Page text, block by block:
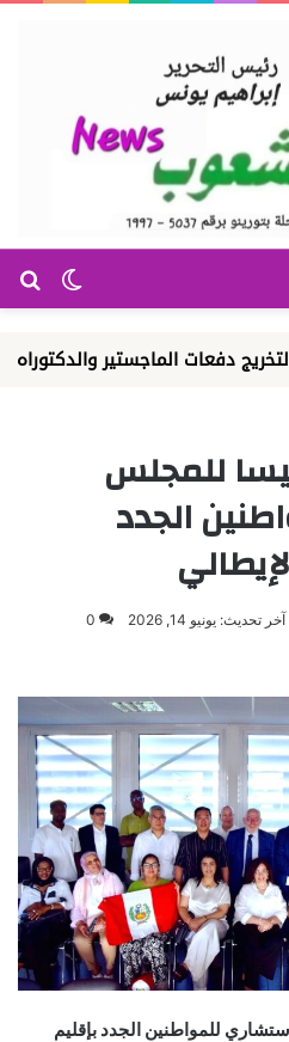
الوضع
والدكتوراه الوكالة
للمجلس
الجدد
آخر تحديث: يونيو 14, 2026 0
للمواطنين الجدد بإقليم